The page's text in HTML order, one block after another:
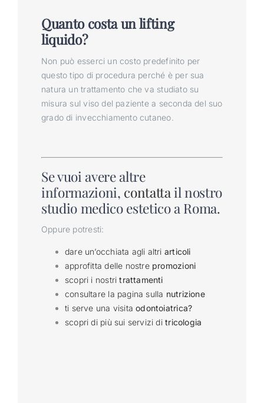
Quanto costa un lifting
liquido?
Non può esserci un costo predefinito per
questo tipo di procedura perché è per sua
natura un trattamento che va studiato su
misura sul viso del paziente a seconda del suo
grado di invecchiamento cutaneo.
Se vuoi avere altre
informazioni, contattail nostro
studio medico estetico a Roma.
Oppure potresti:
dare un’occhiata agli altri articoli
approfitta delle nostre promozioni
scopri i nostritrattamenti
consultare la pagina sulla nutrizione
ti serve una visitaodontoiatrica?
scopri di più sui servizi ditricologia